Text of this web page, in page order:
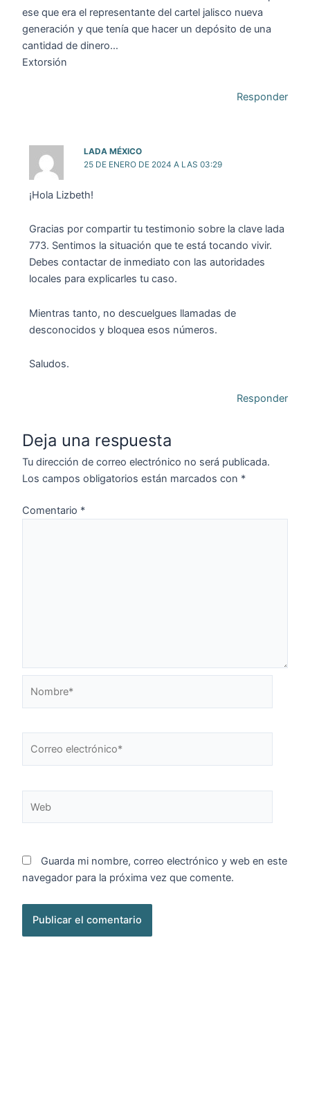
ese que era el representante del cartel jalisco nueva
generación y que tenía que hacer un depósito de una
cantidad de dinero…
Extorsión
Responder
LADA MÉXICO
25 DE ENERO DE 2024 A LAS 03:29
¡Hola Lizbeth!
Gracias por compartir tu testimonio sobre la clave lada
773. Sentimos la situación que te está tocando vivir.
Debes contactar de inmediato con las autoridades
locales para explicarles tu caso.
Mientras tanto, no descuelgues llamadas de
desconocidos y bloquea esos números.
Saludos.
Responder
Deja una respuesta
Tu dirección de correo electrónico no será publicada.
Los campos obligatorios están marcados con *
Comentario *
electrónico*
Guarda mi nombre, correo electrónico y web en este
navegador para la próxima vez que comente.